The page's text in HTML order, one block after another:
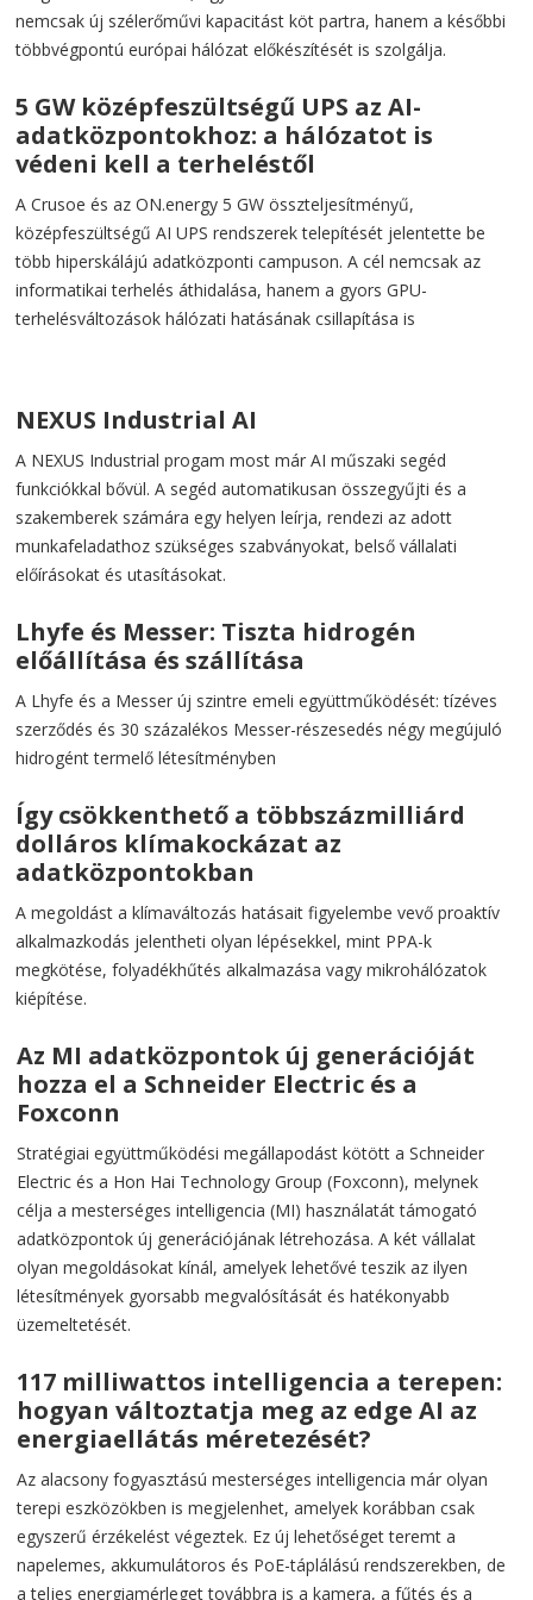
nemcsak új szélerőművi kapacitást köt partra, hanem a későbbi
többvégpontú európai hálózat előkészítését is szolgálja.
5 GW középfeszültségű UPS az AI-
adatközpontokhoz: a hálózatot is
védeni kell a terheléstől
A Crusoe és az ON.energy 5 GW összteljesítményű,
középfeszültségű AI UPS rendszerek telepítését jelentette be
több hiperskálájú adatközponti campuson. A cél nemcsak az
informatikai terhelés áthidalása, hanem a gyors GPU-
terhelésváltozások hálózati hatásának csillapítása is
NEXUS Industrial AI
A NEXUS Industrial progam most már AI műszaki segéd
funkciókkal bővül. A segéd automatikusan összegyűjti és a
szakemberek számára egy helyen leírja, rendezi az adott
munkafeladathoz szükséges szabványokat, belső vállalati
előírásokat és utasításokat.
Lhyfe és Messer: Tiszta hidrogén
előállítása és szállítása
A Lhyfe és a Messer új szintre emeli együttműködését: tízéves
szerződés és 30 százalékos Messer-részesedés négy megújuló
hidrogént termelő létesítményben
Így csökkenthető a többszázmilliárd
dolláros klímakockázat az
adatközpontokban
A megoldást a klímaváltozás hatásait figyelembe vevő proaktív
alkalmazkodás jelentheti olyan lépésekkel, mint PPA-k
megkötése, folyadékhűtés alkalmazása vagy mikrohálózatok
kiépítése.
Az MI adatközpontok új generációját
hozza el a Schneider Electric és a
Foxconn
Stratégiai együttműködési megállapodást kötött a Schneider
Electric és a Hon Hai Technology Group (Foxconn), melynek
célja a mesterséges intelligencia (MI) használatát támogató
adatközpontok új generációjának létrehozása. A két vállalat
olyan megoldásokat kínál, amelyek lehetővé teszik az ilyen
létesítmények gyorsabb megvalósítását és hatékonyabb
üzemeltetését.
117 milliwattos intelligencia a terepen:
hogyan változtatja meg az edge AI az
energiaellátás méretezését?
Az alacsony fogyasztású mesterséges intelligencia már olyan
terepi eszközökben is megjelenhet, amelyek korábban csak
egyszerű érzékelést végeztek. Ez új lehetőséget teremt a
napelemes, akkumulátoros és PoE-táplálású rendszerekben, de
a teljes energiamérleget továbbra is a kamera, a fűtés és a